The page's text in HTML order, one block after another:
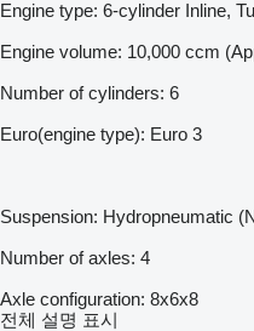
Engine type: 6-cylinder Inline,
Engine volume: 10,000 ccm
Number of cylinders: 6
Euro(engine type): Euro 3
Suspension: Hydropneumatic
Number of axles: 4
Axle configuration: 8x6x8
전체 설명 표시